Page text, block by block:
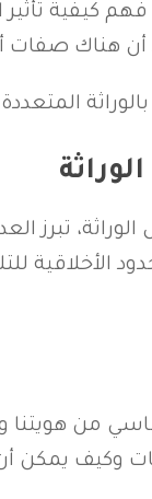
كيفية
أن هناك
تبرز
الأخلاقية
من هويتنا
وكيف يمكن